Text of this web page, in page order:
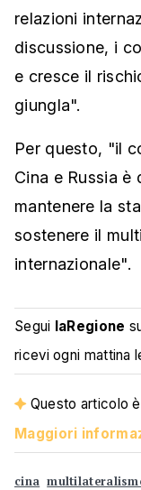
relazioni
discussione, i
e cresce il
giungla".
Per questo, "il
Cina e Russia è
mantenere la
sostenere il
internazionale".
Segui laRegione
ricevi ogni mattina
Questo articolo
Maggiori
cina